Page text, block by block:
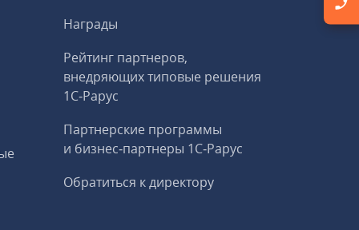
Награды
Рейтинг партнеров,
внедряющих типовые решения
1С‑Рарус
Партнерские программы
и бизнес‑партнеры 1С‑Рарус
Обратиться к директору